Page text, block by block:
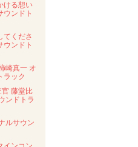
ける想い
ンドト
てくださ
ウンドト
崎真一 オ
ラック
官 藤堂比
ンドトラ
ルサウン